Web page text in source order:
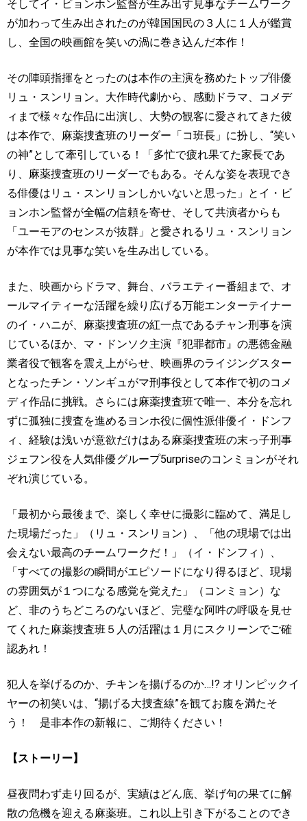
そしてイ・ビョンホン監督が生み出す見事なチームワーク
が加わって生み出されたのが韓国国民の３人に１人が鑑賞
し、全国の映画館を笑いの渦に巻き込んだ本作！
その陣頭指揮をとったのは本作の主演を務めたトップ俳優
リュ・スンリョン。大作時代劇から、感動ドラマ、コメデ
ィまで様々な作品に出演し、大勢の観客に愛されてきた彼
は本作で、麻薬捜査班のリーダー「コ班長」に扮し、 “笑い
の神”として牽引している！「多忙で疲れ果てた家長であ
り、麻薬捜査班のリーダーでもある。そんな姿を表現でき
る俳優はリュ・スンリョンしかいないと思った」とイ・ビ
ョンホン監督が全幅の信頼を寄せ、そして共演者からも
「ユーモアのセンスが抜群」と愛されるリュ・スンリョン
が本作では見事な笑いを生み出している。
また、映画からドラマ、舞台、バラエティー番組まで、オ
ールマイティーな活躍を繰り広げる万能エンターテイナー
のイ・ハニが、麻薬捜査班の紅一点であるチャン刑事を演
じているほか、マ・ドンソク主演『犯罪都市』の悪徳金融
業者役で観客を震え上がらせ、映画界のライジングスター
となったチン・ソンギュがマ刑事役として本作で初のコメ
ディ作品に挑戦。さらには麻薬捜査班で唯一、本分を忘れ
ずに孤独に捜査を進めるヨンホ役に個性派俳優イ・ドンフ
ィ、経験は浅いが意欲だけはある麻薬捜査班の末っ子刑事
ジェフン役を人気俳優グループ5urpriseのコンミョンがそれ
ぞれ演じている。
「最初から最後まで、楽しく幸せに撮影に臨めて、満足し
た現場だった」（リュ・スンリョン）、「他の現場では出
会えない最高のチームワークだ！」（イ・ドンフィ）、
「すべての撮影の瞬間がエピソードになり得るほど、現場
の雰囲気が１つになる感覚を覚えた」（コンミョン）な
ど、非のうちどころのないほど、完璧な阿吽の呼吸を見せ
てくれた麻薬捜査班５人の活躍は１月にスクリーンでご確
認あれ！
犯人を挙げるのか、チキンを揚げるのか…!? オリンピックイ
ヤーの初笑いは、 “揚げる大捜査線”を観てお腹を満たそ
う！ 是非本作の新報に、ご期待ください！
【ストーリー】
昼夜問わず走り回るが、実績はどん底、挙げ句の果てに解
散の危機を迎える麻薬班。これ以上引き下がることのでき